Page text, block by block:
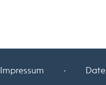
Impressum ·